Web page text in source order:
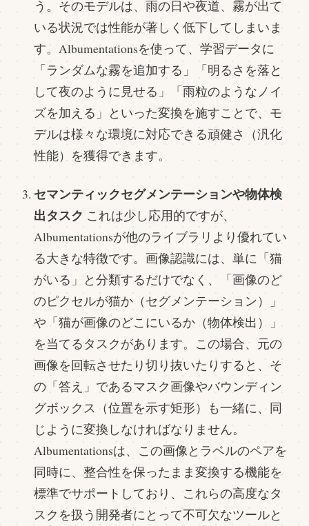
う。そのモデルは、雨の日や夜道、霧が出て
いる状況では性能が著しく低下してしまいま
す。Albumentationsを使って、学習データに
「ランダムな霧を追加する」「明るさを落と
して夜のように見せる」「雨粒のようなノイ
ズを加える」といった変換を施すことで、モ
デルは様々な環境に対応できる頑健さ（汎化
性能）を獲得できます。
セマンティックセグメンテーションや物体検
出タスク これは少し応用的ですが、
Albumentationsが他のライブラリより優れてい
る大きな特徴です。画像認識には、単に「猫
がいる」と分類するだけでなく、「画像のど
のピクセルが猫か（セグメンテーション）」
や「猫が画像のどこにいるか（物体検出）」
を当てるタスクがあります。この場合、元の
画像を回転させたり切り抜いたりすると、そ
の「答え」であるマスク画像やバウンディン
グボックス（位置を示す矩形）も一緒に、同
じように変換しなければなりません。
Albumentationsは、この画像とラベルのペアを
同時に、整合性を保ったまま変換する機能を
標準でサポートしており、これらの高度なタ
スクを扱う開発者にとって不可欠なツールと